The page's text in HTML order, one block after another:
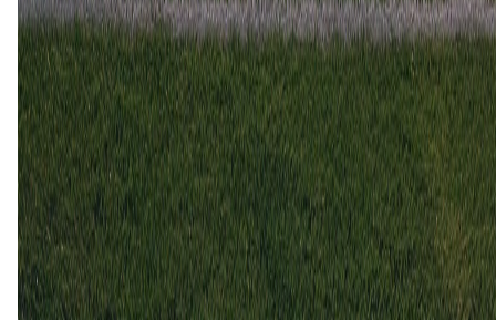
Dijon
Valenciennes
1
21 mrt
2025
Dijon
Valenciennes
2
23 okt
2024
Valenciennes